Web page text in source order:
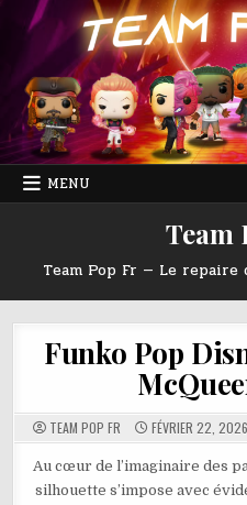
content
MENU
Team
Team Pop Fr — Le
Funko Pop
TEAM POP FR FÉVRIER 22, 2026
Au cœur de l’imaginaire des
silhouette s’impose avec